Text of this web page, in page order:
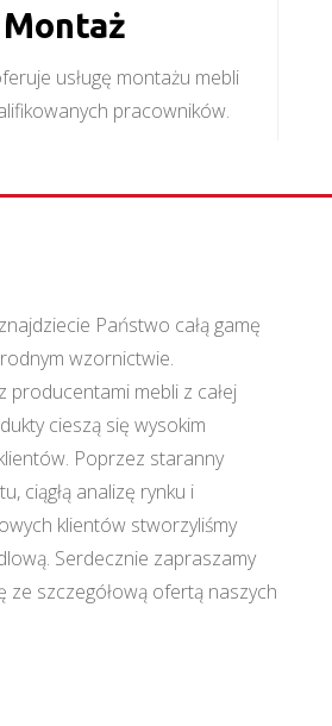
Montaż
usługę montażu mebli
pracowników.
Państwo całą gamę
wzornictwie.
producentami mebli z całej
cieszą się wysokim
Poprzez staranny
ciągłą analizę rynku i
klientów stworzyliśmy
Serdecznie zapraszamy
ze szczegółową ofertą naszych